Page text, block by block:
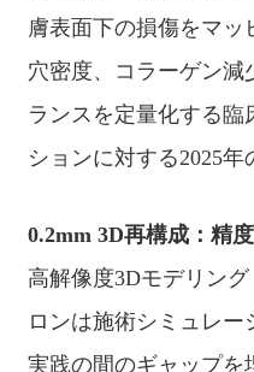
膚表面下の損傷をマ
穴密度、コラーゲン
ランスを定量化する
ションに対する2025年
0.2mm 3D再構成：精
高解像度3Dモデリン
ロンは施術シミュレー
実践の間のギャップを